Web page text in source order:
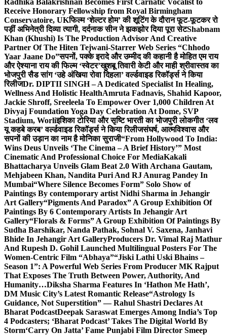
Radhika Balakrishnan Becomes First Carnatic Vocalist to
Receive Honorary Fellowship from Royal Birmingham
Conservatoire, UKफिल्म ‘शेल्टर होम’ की शूटिंग के दौरान फूट-फूटकर रो
पड़ीं अभिनेत्री दिव्या त्यागी, दर्दनाक सीन ने झकझोर दिया पूरा सेटShabnam
Khan (Khushi) Is The Production Advisor And Creative
Partner Of The Hiten Tejwani-Starrer Web Series “Chhodo
Yaar Jaane Do”सपनों, पक्के इरादे और उम्मीद की कहानी है मोहित एम राय
और ऐश्याना राय की फिल्म ‘स्वेटर’खुशबू तिवारी केटी और माही श्रीवास्तव का
भोजपुरी सैड सांग ‘उहे अंखिया रोवा दिहला’ वर्ल्डवाइड रिकॉर्ड्स ने किया
रिलीजDr. DIPTII SINGH – A Dedicated Specialist In Healing,
Wellness And Holistic HealthAmruta Fadnavis, Shahid Kapoor,
Jackie Shroff, Sreeleela To Empower Over 1,000 Children At
Divyaj Foundation Yoga Day Celebration At Dome, SVP
Stadium, Worliइशिका टोरिया और सृष्टि भारती का भोजपुरी लोकगीत ‘लव
यू कहबे करब’ वर्ल्डवाइड रिकॉर्ड्स ने किया रिलीजसंघर्ष, आत्मविश्वास और
सपनों की उड़ान का नाम है मोनिका सुराजी“From Hollywood To India:
Wins Deus Unveils ‘The Cinema – A Brief History’” Most
Cinematic And Professional Choice For MediaKakali
Bhattacharya Unveils Glam Beat 2.0 With Archana Gautam,
Mehjabeen Khan, Nandita Puri And RJ Anurag Pandey In
Mumbai“Where Silence Becomes Form” Solo Show of
Paintings By contemporary artist Nidhi Sharma in Jehangir
Art Gallery“Pigments And Paradox” A Group Exhibition Of
Paintings By 6 Contemporary Artists In Jehangir Art
Gallery“Florals & Forms” A Group Exhibition Of Paintings By
Sudha Barshikar, Nanda Pathak, Sohnal V. Saxena, Janhavi
Bhide In Jehangir Art GalleryProducers Dr. Vimal Raj Mathur
And Rupesh D. Gohil Launched Multilingual Posters For The
Women-Centric Film “Abhaya”“Jiski Lathi Uski Bhains –
Season 1”: A Powerful Web Series From Producer MK Rajput
That Exposes The Truth Between Power, Authority, And
Humanity…Diksha Sharma Features In ‘Hathon Me Hath’,
DM Music City’s Latest Romantic Release“Astrology Is
Guidance, Not Superstition” — Rahul Shastri Declares At
Bharat PodcastDeepak Saraswat Emerges Among India’s Top
4 Podcasters; ‘Bharat Podcast’ Takes The Digital World By
Storm‘Carry On Jatta’ Fame Punjabi Film Director Smeep